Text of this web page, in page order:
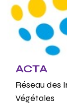
ACTA
Réseau des
Végétales